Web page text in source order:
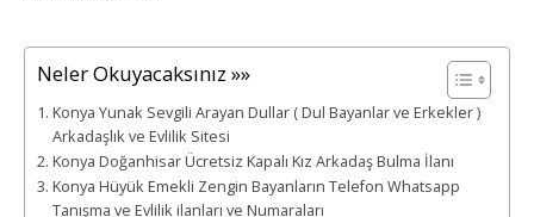
Neler Okuyacaksınız »»
Konya Yunak Sevgili Arayan Dullar ( Dul Bayanlar ve Erkekler )
Arkadaşlık ve Evlilik Sitesi
Konya Doğanhisar Ücretsiz Kapalı Kız Arkadaş Bulma İlanı
Konya Hüyük Emekli Zengin Bayanların Telefon Whatsapp
Tanışma ve Evlilik ilanları ve Numaraları